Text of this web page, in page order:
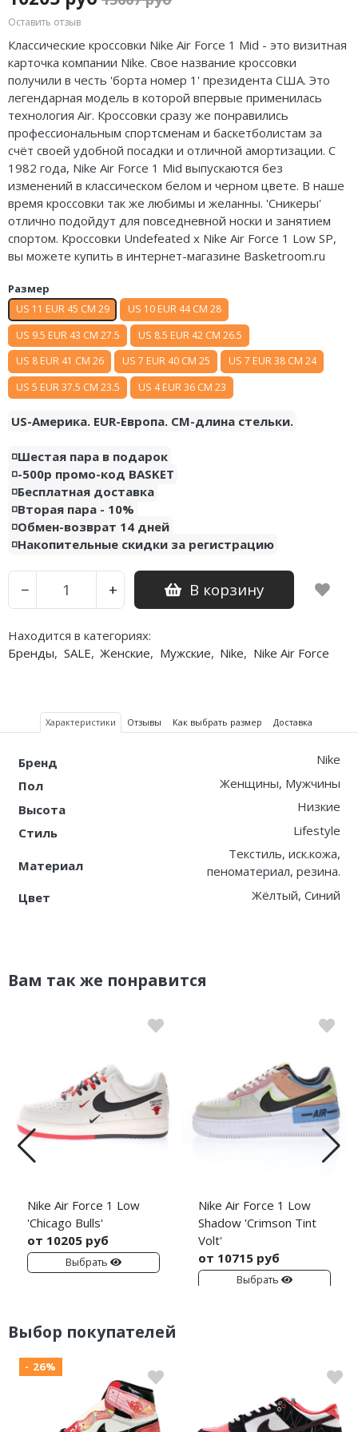
Оставить отзыв
Классические кроссовки Nike Air Force 1 Mid - это визитная
карточка компании Nike. Свое название кроссовки
получили в честь 'борта номер 1' президента США. Это
легендарная модель в которой впервые применилась
технология Air. Кроссовки сразу же понравились
профессиональным спортсменам и баскетболистам за
счёт своей удобной посадки и отличной амортизации. С
1982 года, Nike Air Force 1 Mid выпускаются без
изменений в классическом белом и черном цвете. В наше
время кроссовки так же любимы и желанны. 'Сникеры'
отлично подойдут для повседневной носки и занятием
спортом. Кроссовки Undefeated x Nike Air Force 1 Low SP,
вы можете купить в интернет-магазине Basketroom.ru
Размер
US 11 EUR 45 CM 29
US 10 EUR 44 CM 28
US 9.5 EUR 43 CM 27.5
US 8.5 EUR 42 CM 26.5
US 8 EUR 41 CM 26
US 7 EUR 40 CM 25
US 7 EUR 38 CM 24
US 5 EUR 37.5 CM 23.5
US 4 EUR 36 CM 23
US-Америка. EUR-Европа. CM-длина стельки.
◽️Шестая пара в подарок
◽️-500р промо-код BASKET
◽️Бесплатная доставка
◽️Вторая пара - 10%
◽️Обмен-возврат 14 дней
◽️Накопительные скидки за регистрацию
− + В корзину
Находится в категориях:
Бренды, SALE, Женские, Мужские, Nike, Nike Air Force
Характеристики Отзывы Как выбрать размер Доставка
Бренд
Nike
Пол
Женщины, Мужчины
Высота
Низкие
Стиль
Lifestyle
Материал
Текстиль, иск.кожа,
пеноматериал, резина.
Цвет
Жёлтый, Синий
Вам так же понравится
Nike Air Force 1 Low
'Chicago Bulls'
от 10205 руб
Выбрать
Nike Air Force 1 Low
Shadow 'Crimson Tint
Volt'
от 10715 руб
Выбрать
Выбор покупателей
- 26%
Air Jordan 5
Air Jordan 6
Air Jordan 7
Air Jordan 10
Air Jordan 11
Air Jordan 12
Air Jordan 13
Air Jordan 14
Air Jordan 15
Air Jordan 23